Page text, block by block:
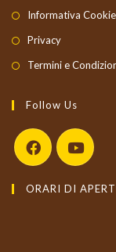
Informativa
Privacy
Termini e
Follow Us
in
in
ORARI DI